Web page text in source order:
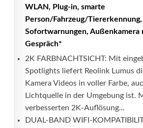
WLAN, Plug-in, smarte
Person/Fahrzeug/Tiererkennung,
Sofortwarnungen, Außenkamera
Gespräch*
2K FARBNACHTSICHT: Mit
Spotlights liefert Reolink Lumus
Kamera Videos in voller Farbe,
Lichtquelle in der Umgebung ist.
verbesserten 2K-Auflösung...
DUAL-BAND WIFI-